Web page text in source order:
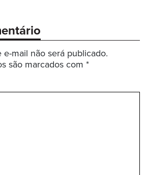
mail não será publicado.
são marcados com *